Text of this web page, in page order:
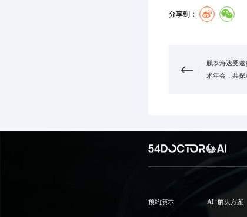
分享到：
鹏泰海达受
术年会，共
预约演示 AI+解决方案